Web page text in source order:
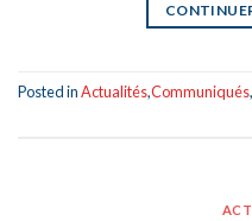
Posted inActualités,Communiqués,